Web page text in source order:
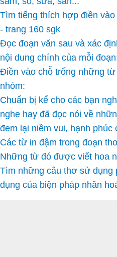
Tìm tiếng thích hợp điền
- trang 160 sgk
Đọc đoạn văn sau và xác
nội dung chính của mỗi
Điền vào chỗ trống những
nhóm:
Chuẩn bị kể cho các bạn
nghe hay đã đọc nói về
đem lại niềm vui, hạnh phúc
Các từ in đậm trong đoạn
Những từ đó được viết hoa
Tìm những câu thơ sử dụng
dụng của biện pháp nhân